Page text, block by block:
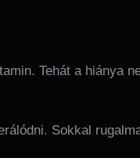
Tehát a hiánya
Sokkal